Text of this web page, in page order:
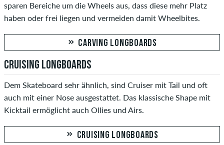
sparen Bereiche um die Wheels aus, dass diese mehr Platz
haben oder frei liegen und vermeiden damit Wheelbites.
CARVING LONGBOARDS
CRUISING LONGBOARDS
Dem Skateboard sehr ähnlich, sind Cruiser mit Tail und oft
auch mit einer Nose ausgestattet. Das klassische Shape mit
Kicktail ermöglicht auch Ollies und Airs.
CRUISING LONGBOARDS